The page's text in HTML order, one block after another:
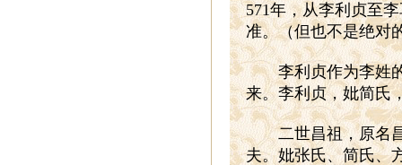
571年，从李利贞至
准。（但也不是绝对
李利贞作为李姓的
来。李利贞，妣简氏
二世昌祖，原名昌
夫。妣张氏、简氏、